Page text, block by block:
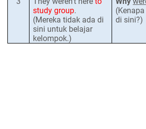
study group.
(Mereka tidak ada di
sini untuk belajar
kelompok.)
di sini?)